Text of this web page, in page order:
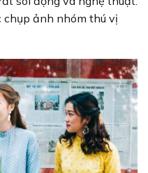
chụp ảnh nhóm thú vị